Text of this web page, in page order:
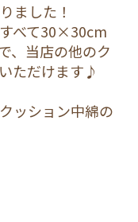
ました！
べて30×30cm
、当店の他のク
ただけます♪
ッション中綿の